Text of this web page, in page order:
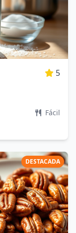
5
Fácil
DESTACADA